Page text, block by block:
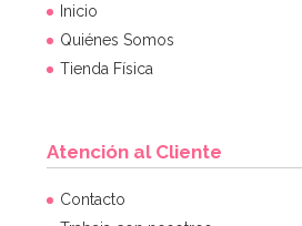
Inicio
Quiénes Somos
Tienda Física
Atención al Cliente
Contacto